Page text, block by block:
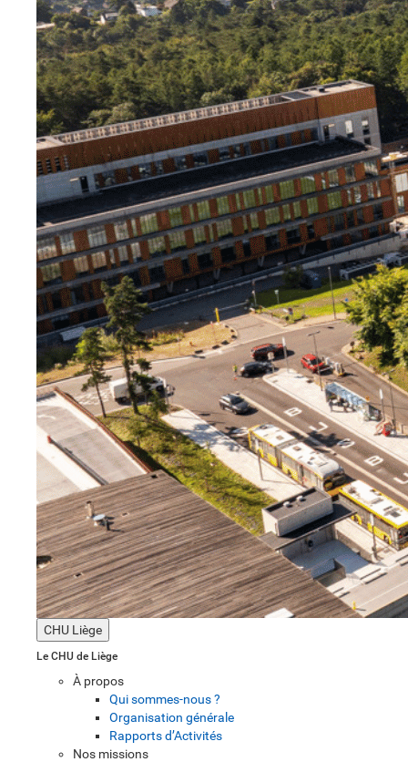
CHU Liège
Le CHU de Liège
À propos
Qui sommes-nous ?
Organisation générale
Rapports d’Activités
Nos missions